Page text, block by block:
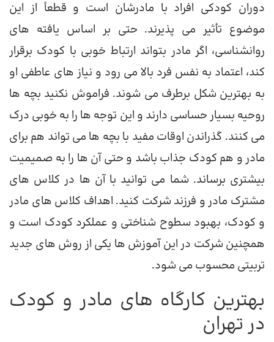
دوران کودکی افراد با مادرشان است و قطعاً از این
موضوع تأثیر می پذیرند. حتی بر اساس یافته های
روانشناسی، اگر مادر بتواند ارتباط خوبی با کودک برقرار
کند، اعتماد به نفس فرد بالا می رود و نیاز های عاطفی او
به بهترین شکل برطرف می شوند. فراموش نکنید بچه ها
روحیه بسیار حساسی دارند و این توجه ها را به خوبی درک
می کنند. گذراندن اوقات مفید با بچه ها می تواند هم برای
مادر و هم کودک جذاب باشد و حتی آن ها را به صمیمیت
بیشتری برساند. شما می توانید با آن ها در کلاس های
مشترک مادر و فرزند شرکت کنید. اهداف کلاس های مادر
و کودک، بهبود سطوح شناختی و عملکرد کودک است و
همچنین شرکت در این آموزش ها یکی از روش های جدید
تربیتی محسوب می شود.
بهترین کارگاه های مادر و کودک
در تهران